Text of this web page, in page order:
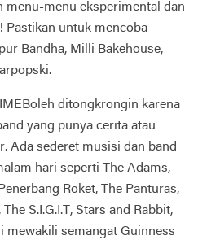
menu-menu eksperimental dan
Pastikan untuk mencoba
Bandha, Milli Bakehouse,
ditongkrongin karena
yang punya cerita atau
Ada sederet musisi dan band
hari seperti The Adams,
Roket, The Panturas,
S.I.G.I.T, Stars and Rabbit,
mewakili semangat Guinness